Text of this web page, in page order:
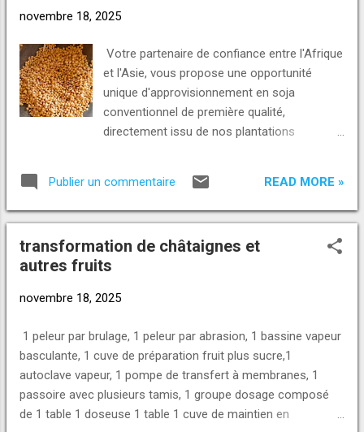
autonome d'Abidjan ou au port de San Pedro
livraison, proportionnel à la quantité livrée.
Pour plus d'informations demandez les nous
ou contactez nous pour un rendez-vous.
Voici nos contacts et nos e-mails : Appel,
SMS ou WhatsApp : +229 01 93-23-23-23
46-46-20 https://wa.me/2290146464620
Telegram : https://t.me/norpinternati...
novembre 18, 2025
Votre partenaire de confiance entre l'Afrique
et l'Asie, vous propose une opportunité
unique d'approvisionnement en soja
conventionnel de première qualité,
directement issu de nos plantations
disponibilité: tonnes métriques (et plus selon
demande) livraison:25 000 tonnes par
en protéines: minimum 36% purete:99%
minimum impuretés:1% maximum
conditionnement: sacs de 50 kg prix:530
revolving) pourquoi choisir ? producteur
africain avec plantations et unités de
transformation au Togo représentation
directe en chine: Guangzhou infinity trading
Publier un commentaire READ MORE »
transformation de châtaignes et
autres fruits
novembre 18, 2025
1 peleur par brulage, 1 peleur par abrasion, 1 bassine vapeur
basculante, 1 cuve de préparation fruit plus sucre,1
autoclave vapeur, 1 pompe de transfert à membranes, 1
passoire avec plusieurs tamis, 1 groupe dosage composé
de 1 table 1 doseuse 1 table 1 cuve de maintien en